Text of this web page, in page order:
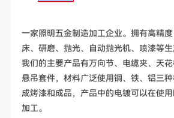
一家照明五金制造加工企业。拥有高精
床、研磨、抛光、自动抛光机、喷漆等生
我们的主要产品有万向节、电缆夹、天
悬吊套件，材料广泛使用铜、铁、铝三
成烤漆和成品，产品中的电镀可以在使
加工。